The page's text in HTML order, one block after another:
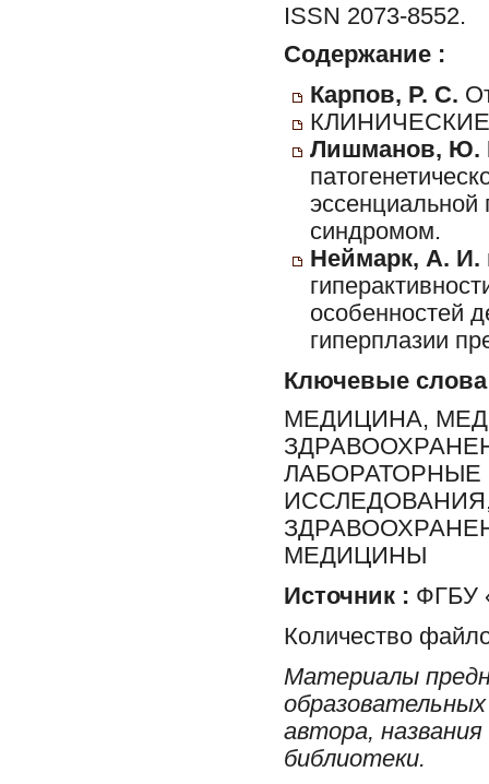
ISSN 2073-8552.
Содержание :
Карпов, Р. С.
Лишманов, Ю.
эссенциальной
синдромом.
Неймарк, А. И.
особенностей
гиперплазии
Ключевые слова
МЕДИЦИНА,
МЕДИЦИНЫ
Источник : ФГБУ
Количество
Материалы
автора,
библиотеки.